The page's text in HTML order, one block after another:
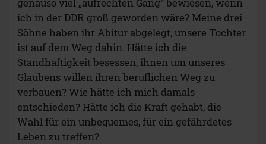
ich in der DDR groß geworden wäre? Meine drei
Söhne haben ihr Abitur abgelegt, unsere Tochter
ist auf dem Weg dahin. Hätte ich die
Standhaftigkeit besessen, ihnen um unseres
Glaubens willen ihren beruflichen Weg zu
verbauen? Wie hätte ich mich damals
entschieden? Hätte ich die Kraft gehabt, die
Wahl für ein unbequemes, für ein gefährdetes
Leben zu treffen?